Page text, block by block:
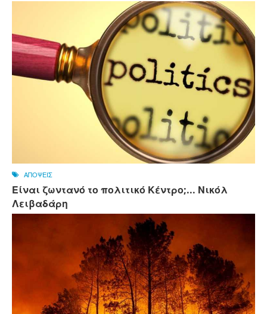
ΑΠΟΨΕΙΣ
Είναι ζωντανό το πολιτικό Κέντρο;... Νικόλ
Λειβαδάρη